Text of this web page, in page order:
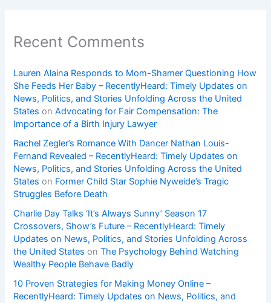
Recent Comments
Lauren Alaina Responds to Mom-Shamer Questioning How
She Feeds Her Baby – RecentlyHeard: Timely Updates on
News, Politics, and Stories Unfolding Across the United
States onAdvocating for Fair Compensation: The
Importance of a Birth Injury Lawyer
Rachel Zegler’s Romance With Dancer Nathan Louis-
Fernand Revealed – RecentlyHeard: Timely Updates on
News, Politics, and Stories Unfolding Across the United
States on Former Child Star Sophie Nyweide’s Tragic
Struggles Before Death
Charlie Day Talks ‘It’s Always Sunny’ Season 17
Crossovers, Show’s Future – RecentlyHeard: Timely
Updates on News, Politics, and Stories Unfolding Across
the United States onThe Psychology Behind Watching
Wealthy People Behave Badly
10 Proven Strategies for Making Money Online –
RecentlyHeard: Timely Updates on News, Politics, and